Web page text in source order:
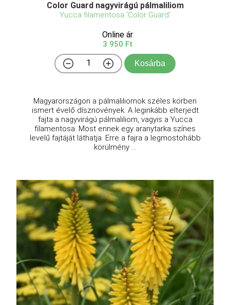
Color Guard nagyvirágú pálmaliliom
Yucca filamentosa 'Color Guard'
Online ár
3 950 Ft
Kosárba
Magyarországon a pálmaliliomok széles körben
ismert évelő dísznövények. A leginkább elterjedt
fajta a nagyvirágú pálmaliliom, vagyis a Yucca
filamentosa. Most ennek egy aranytarka színes
levelű fajtáját láthatja. Erre a fajra a legmostohább
körülmény ...